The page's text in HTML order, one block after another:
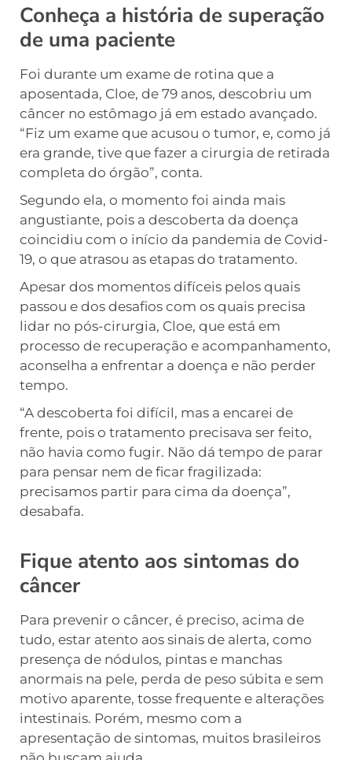
Conheça a história de superação
de uma paciente
Foi durante um exame de rotina que a
aposentada, Cloe, de 79 anos, descobriu um
câncer no estômago já em estado avançado.
“Fiz um exame que acusou o tumor, e, como já
era grande, tive que fazer a cirurgia de retirada
completa do órgão”, conta.
Segundo ela, o momento foi ainda mais
angustiante, pois a descoberta da doença
coincidiu com o início da pandemia de Covid-
19, o que atrasou as etapas do tratamento.
Apesar dos momentos difíceis pelos quais
passou e dos desafios com os quais precisa
lidar no pós-cirurgia, Cloe, que está em
processo de recuperação e acompanhamento,
aconselha a enfrentar a doença e não perder
tempo.
“A descoberta foi difícil, mas a encarei de
frente, pois o tratamento precisava ser feito,
não havia como fugir. Não dá tempo de parar
para pensar nem de ficar fragilizada:
precisamos partir para cima da doença”,
desabafa.
Fique atento aos sintomas do
câncer
Para prevenir o câncer, é preciso, acima de
tudo, estar atento aos sinais de alerta, como
presença de nódulos, pintas e manchas
anormais na pele, perda de peso súbita e sem
motivo aparente, tosse frequente e alterações
intestinais. Porém, mesmo com a
apresentação de sintomas, muitos brasileiros